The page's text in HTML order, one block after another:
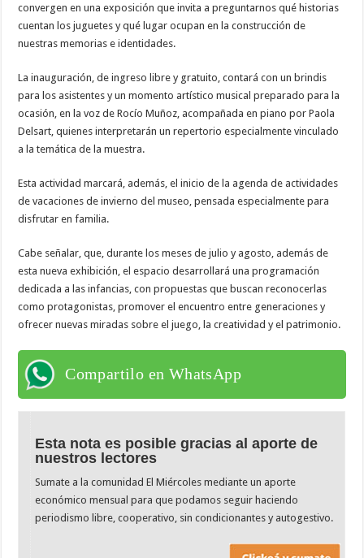
convergen en una exposición que invita a preguntarnos qué historias
cuentan los juguetes y qué lugar ocupan en la construcción de
nuestras memorias e identidades.
La inauguración, de ingreso libre y gratuito, contará con un brindis
para los asistentes y un momento artístico musical preparado para la
ocasión, en la voz de Rocío Muñoz, acompañada en piano por Paola
Delsart, quienes interpretarán un repertorio especialmente vinculado
a la temática de la muestra.
Esta actividad marcará, además, el inicio de la agenda de actividades
de vacaciones de invierno del museo, pensada especialmente para
disfrutar en familia.
Cabe señalar, que, durante los meses de julio y agosto, además de
esta nueva exhibición, el espacio desarrollará una programación
dedicada a las infancias, con propuestas que buscan reconocerlas
como protagonistas, promover el encuentro entre generaciones y
ofrecer nuevas miradas sobre el juego, la creatividad y el patrimonio.
Compartilo en WhatsApp
Esta nota es posible gracias al aporte de
nuestros lectores
Sumate a la comunidad El Miércoles mediante un aporte
económico mensual para que podamos seguir haciendo
periodismo libre, cooperativo, sin condicionantes y autogestivo.